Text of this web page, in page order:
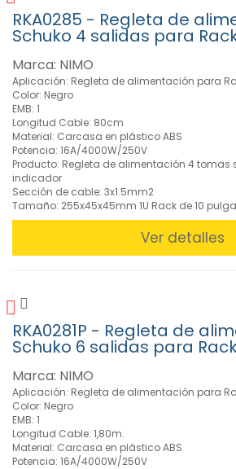
para
DVR
Armarios
ICT
(4)
Armarios
Rack
de
Pared
(19)
Armarios
»
Audio
(226)
Autorradio
(7)
»
Conectores
Eléctricos
(330)
RKA0285 - Regleta de
Schuko 4 salidas para Rack
Marca: NIMO
Aplicación: Regleta de alimentación para
Color: Negro
EMB: 1
Longitud Cable: 80cm
Material: Carcasa en plástico ABS
Potencia: 16A/4000W/250V
Producto: Regleta de alimentación 4 tomas
indicador
Sección de cable: 3x1.5mm2
Tamaño: 255x45x45mm 1U Rack de 10
Ver detalles
RKA0281P - Regleta de
Schuko 6 salidas para Rack
Marca: NIMO
Aplicación: Regleta de alimentación para
Color: Negro
EMB: 1
Longitud Cable: 1,80m.
Material: Carcasa en plástico ABS
Potencia: 16A/4000W/250V